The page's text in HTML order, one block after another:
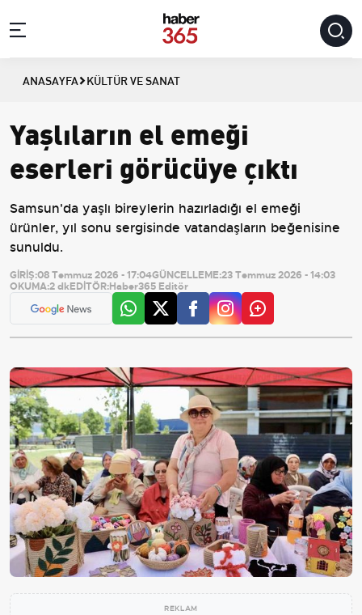
ANASAYFA KÜLTÜR VE SANAT
Yaşlıların el emeği
eserleri görücüye çıktı
Samsun'da yaşlı bireylerin hazırladığı el emeği
ürünler, yıl sonu sergisinde vatandaşların beğenisine
sunuldu.
GİRİŞ:08 Temmuz 2026 - 17:04GÜNCELLEME:23 Temmuz 2026 - 14:03
OKUMA:2 dkEDİTÖR:Haber365 Editör
REKLAM